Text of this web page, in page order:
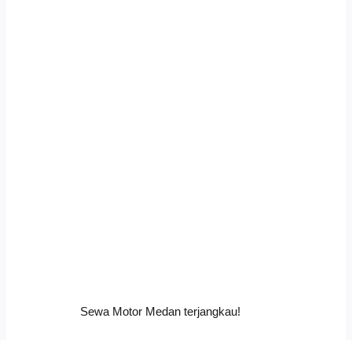
Sewa Motor Medan terjangkau!